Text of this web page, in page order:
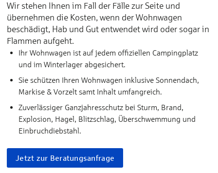
Wir stehen Ihnen im Fall der Fälle zur Seite und
übernehmen die Kosten, wenn der Wohnwagen
beschädigt, Hab und Gut entwendet wird oder sogar in
Flammen aufgeht.
Ihr Wohnwagen ist auf jedem offiziellen Campingplatz
und im Winterlager abgesichert.
Sie schützen Ihren Wohnwagen inklusive Sonnendach,
Markise & Vorzelt samt Inhalt umfangreich.
Zuverlässiger Ganzjahresschutz bei Sturm, Brand,
Explosion, Hagel, Blitzschlag, Überschwemmung und
Einbruchdiebstahl.
Jetzt zur Beratungsanfrage